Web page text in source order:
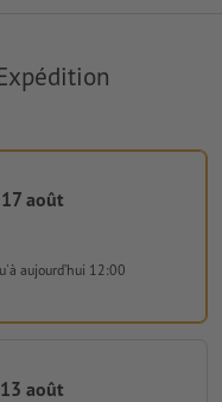
août
aujourd’hui 12:00
août